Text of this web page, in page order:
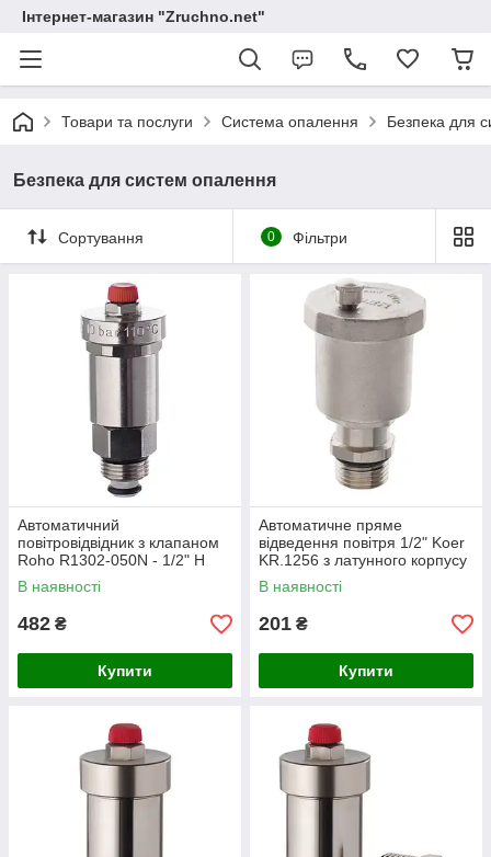
Інтернет-магазин "Zruchno.net"
Товари та послуги Система опалення Безпека для
Безпека для систем опалення
Сортування 0 Фільтри
Автоматичний
повітровідвідник з клапаном
Roho R1302-050N - 1/2" Н
(нікель) для систем
опалення(RO0140)
В наявності
482 ₴
Купити
Автоматичне пряме
відведення повітря 1/2" Koer
KR.1256 з латунного корпусу
для опалювальних систем
(KR2686)
В наявності
201 ₴
Купити